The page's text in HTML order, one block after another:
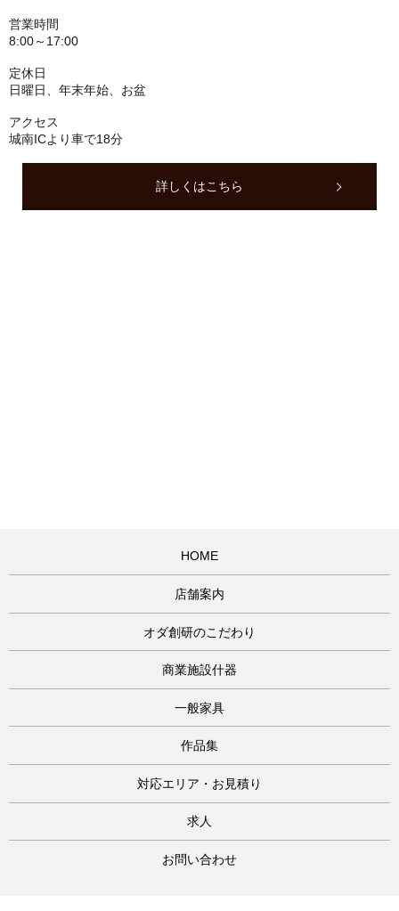
営業時間
8:00～17:00
定休日
日曜日、年末年始、お盆
アクセス
城南ICより車で18分
詳しくはこちら
HOME
店舗案内
オダ創研のこだわり
商業施設什器
一般家具
作品集
対応エリア・お見積り
求人
お問い合わせ